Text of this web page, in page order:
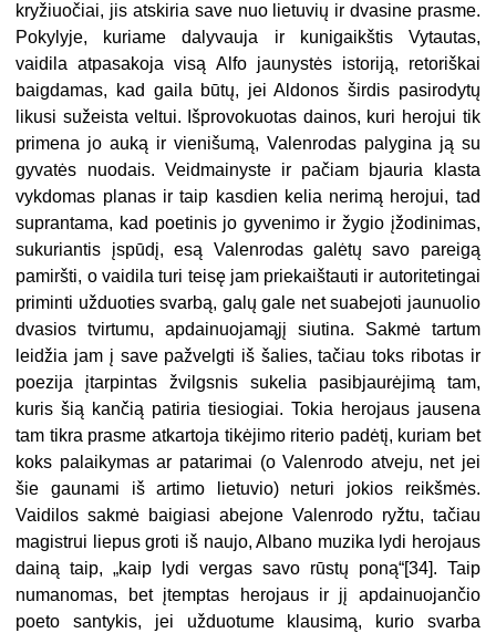
kryžiuočiai, jis atskiria save nuo lietuvių ir dvasine prasme.
Pokylyje, kuriame dalyvauja ir kunigaikštis Vytautas,
vaidila atpasakoja visą Alfo jaunystės istoriją, retoriškai
baigdamas, kad gaila būtų, jei Aldonos širdis pasirodytų
likusi sužeista veltui. Išprovokuotas dainos, kuri herojui tik
primena jo auką ir vienišumą, Valenrodas palygina ją su
gyvatės nuodais. Veidmainyste ir pačiam bjauria klasta
vykdomas planas ir taip kasdien kelia nerimą herojui, tad
suprantama, kad poetinis jo gyvenimo ir žygio įžodinimas,
sukuriantis įspūdį, esą Valenrodas galėtų savo pareigą
pamiršti, o vaidila turi teisę jam priekaištauti ir autoritetingai
priminti užduoties svarbą, galų gale net suabejoti jaunuolio
dvasios tvirtumu, apdainuojamąjį siutina. Sakmė tartum
leidžia jam į save pažvelgti iš šalies, tačiau toks ribotas ir
poezija įtarpintas žvilgsnis sukelia pasibjaurėjimą tam,
kuris šią kančią patiria tiesiogiai. Tokia herojaus jausena
tam tikra prasme atkartoja tikėjimo riterio padėtį, kuriam bet
koks palaikymas ar patarimai (o Valenrodo atveju, net jei
šie gaunami iš artimo lietuvio) neturi jokios reikšmės.
Vaidilos sakmė baigiasi abejone Valenrodo ryžtu, tačiau
magist­rui liepus groti iš naujo, Albano muzika lydi herojaus
dainą taip, „kaip lydi vergas savo rūstų poną“[34]. Taip
numanomas, bet įtemptas herojaus ir jį apdainuojančio
poeto santykis, jei užduotume klausimą, kurio svarba